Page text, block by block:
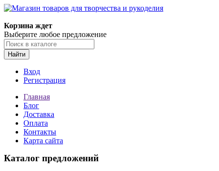
Корзина ждет
Выберите любое предложение
Найти
Вход
Регистрация
Главная
Блог
Доставка
Оплата
Контакты
Карта сайта
Каталог предложений